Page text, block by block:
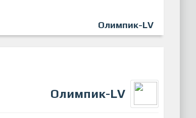
Олимпик-LV
Олимпик-LV